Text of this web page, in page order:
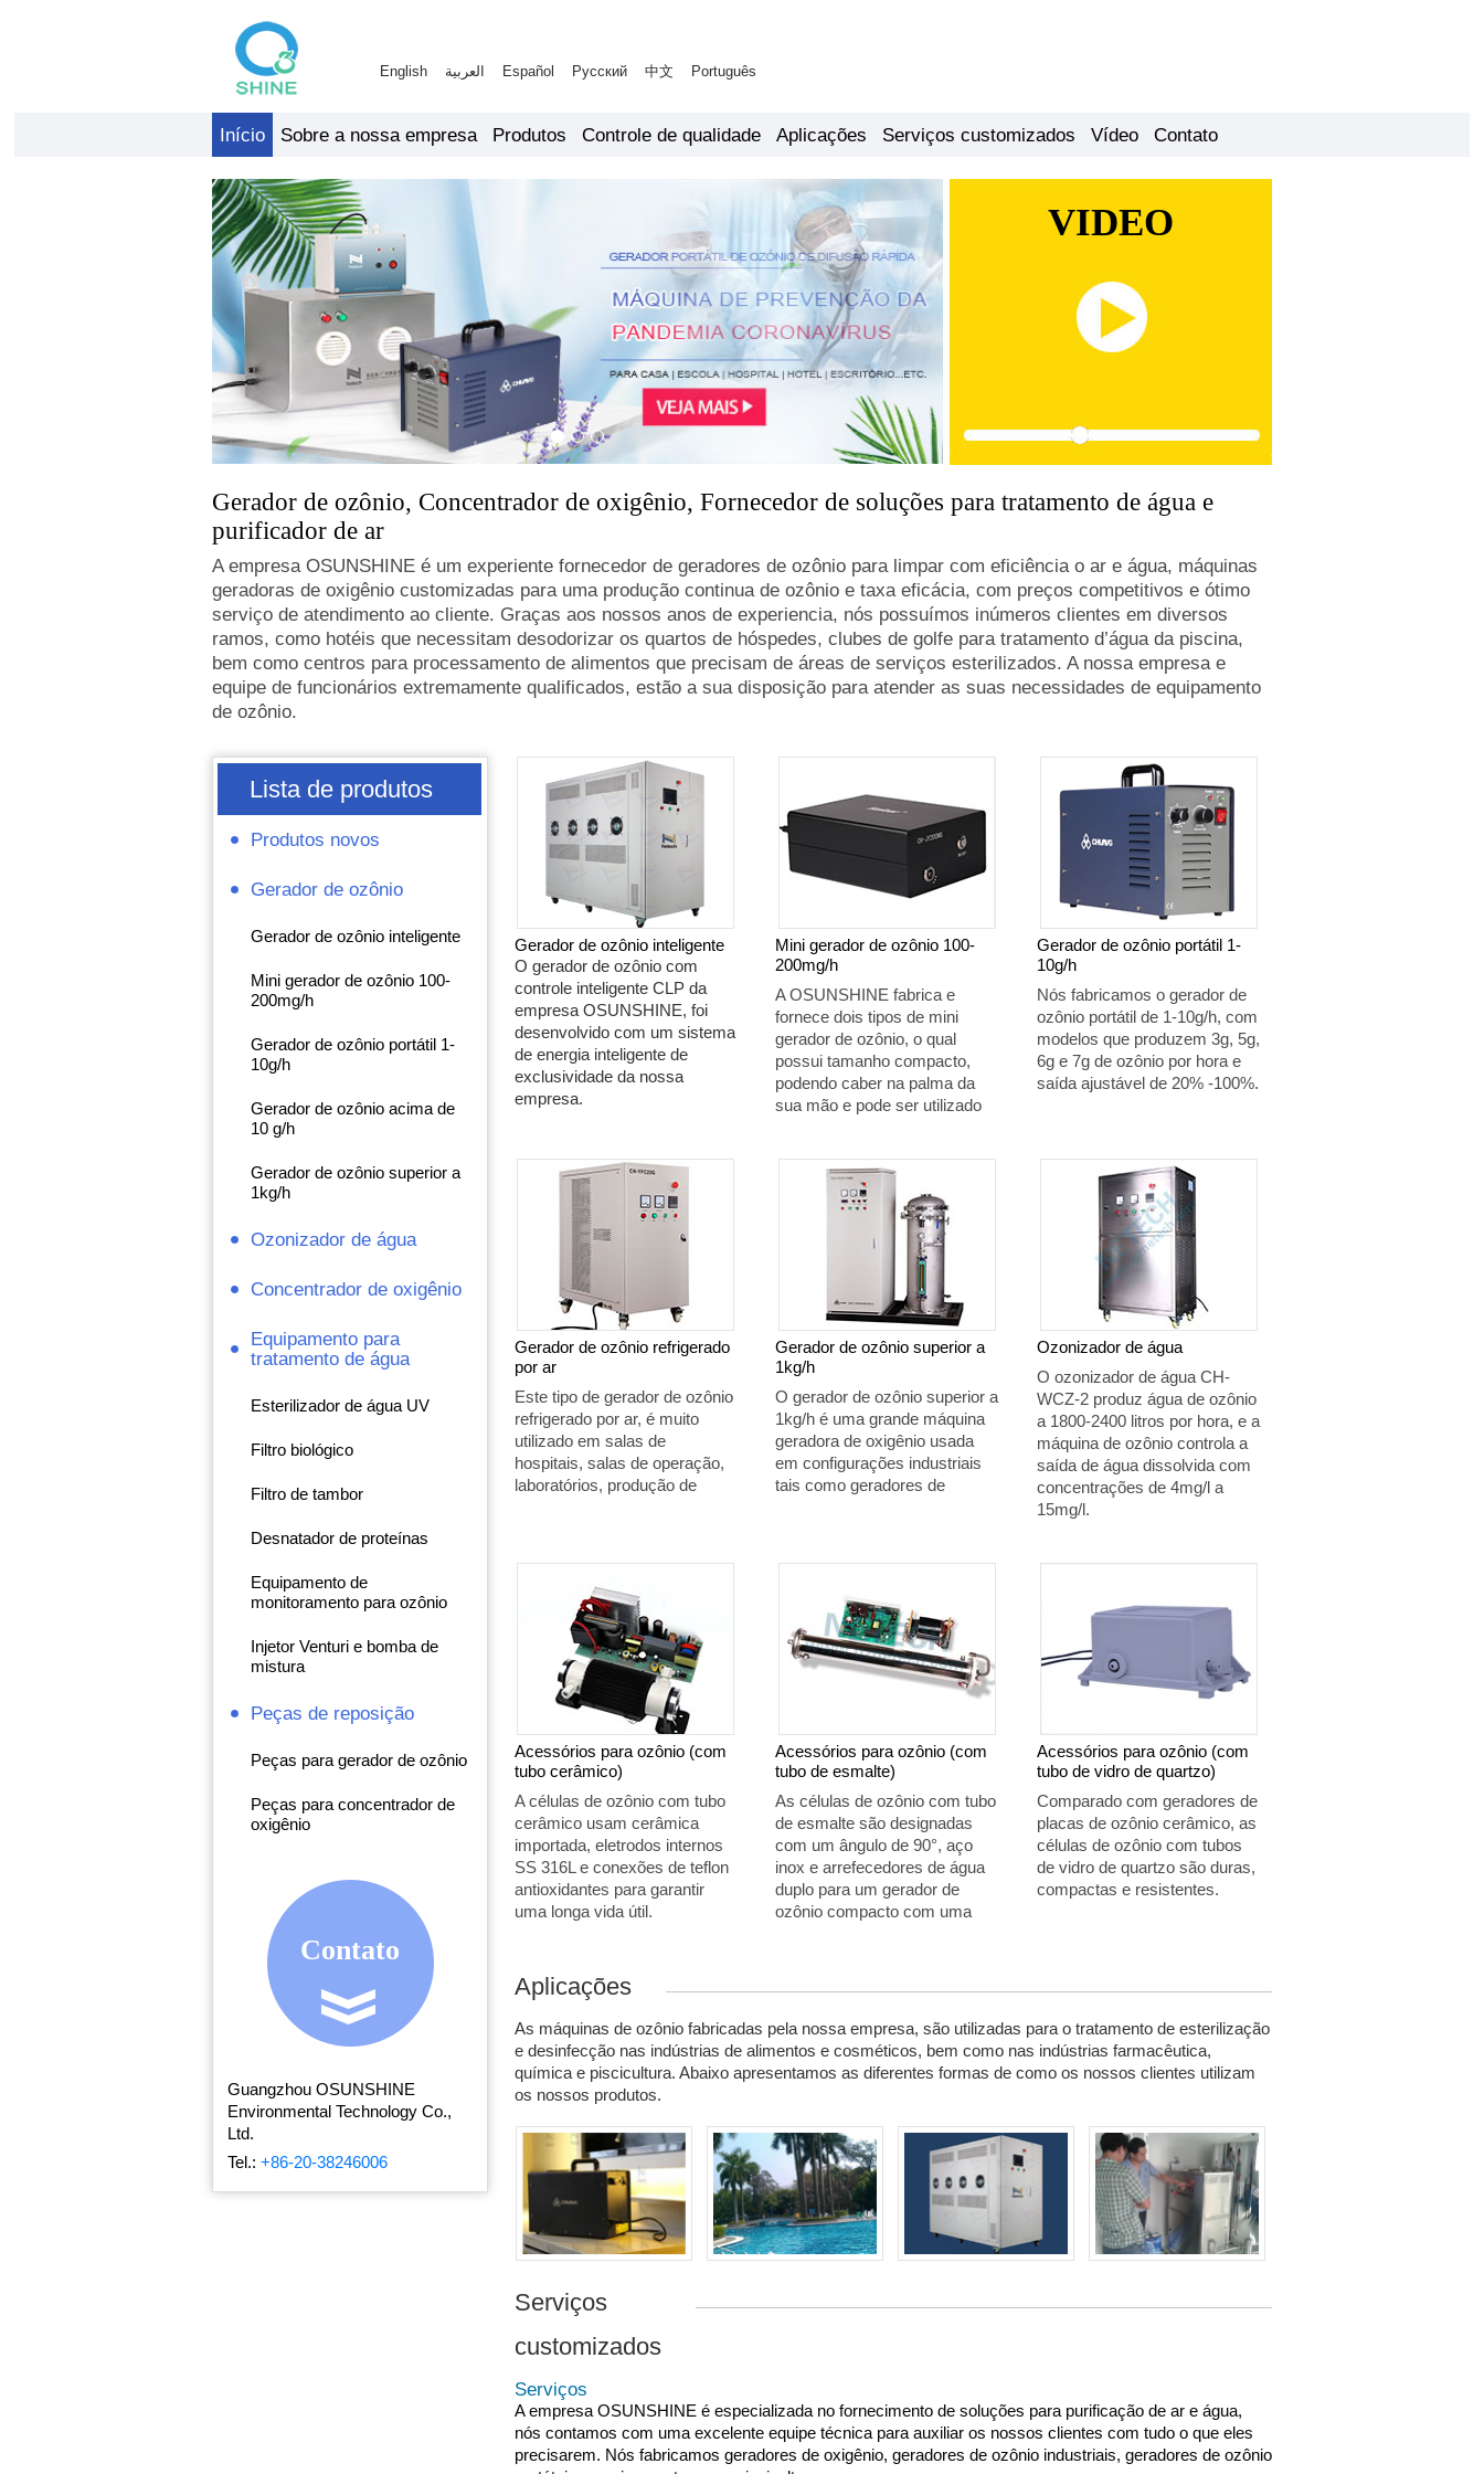
English العربية Español Русский 中文 Português
Início Sobre a nossa empresa Produtos Controle de qualidade Aplicações Serviços customizados Vídeo Contato
VIDEO
Gerador de ozônio, Concentrador de oxigênio, Fornecedor de soluções para tratamento de água e
purificador de ar
A empresa OSUNSHINE é um experiente fornecedor de geradores de ozônio para limpar com eficiência o ar e água, máquinas
geradoras de oxigênio customizadas para uma produção continua de ozônio e taxa eficácia, com preços competitivos e ótimo
serviço de atendimento ao cliente. Graças aos nossos anos de experiencia, nós possuímos inúmeros clientes em diversos
ramos, como hotéis que necessitam desodorizar os quartos de hóspedes, clubes de golfe para tratamento d’água da piscina,
bem como centros para processamento de alimentos que precisam de áreas de serviços esterilizados. A nossa empresa e
equipe de funcionários extremamente qualificados, estão a sua disposição para atender as suas necessidades de equipamento
de ozônio.
Gerador de ozônio inteligente
O gerador de ozônio com
controle inteligente CLP da
empresa OSUNSHINE, foi
desenvolvido com um sistema
de energia inteligente de
exclusividade da nossa
empresa.
Mini gerador de ozônio 100-
200mg/h
A OSUNSHINE fabrica e
fornece dois tipos de mini
gerador de ozônio, o qual
possui tamanho compacto,
podendo caber na palma da
sua mão e pode ser utilizado
carros, escritórios, etc.
Gerador de ozônio portátil 1-
10g/h
Nós fabricamos o gerador de
ozônio portátil de 1-10g/h, com
modelos que produzem 3g, 5g,
6g e 7g de ozônio por hora e
saída ajustável de 20% -100%.
Gerador de ozônio refrigerado
por ar
Este tipo de gerador de ozônio
refrigerado por ar, é muito
utilizado em salas de
hospitais, salas de operação,
laboratórios, produção de
Gerador de ozônio superior a
1kg/h
O gerador de ozônio superior a
1kg/h é uma grande máquina
geradora de oxigênio usada
em configurações industriais
tais como geradores de
Ozonizador de água
O ozonizador de água CH-
WCZ-2 produz água de ozônio
a 1800-2400 litros por hora, e a
máquina de ozônio controla a
saída de água dissolvida com
concentrações de 4mg/l a
15mg/l.
Acessórios para ozônio (com
tubo cerâmico)
A células de ozônio com tubo
cerâmico usam cerâmica
importada, eletrodos internos
SS 316L e conexões de teflon
antioxidantes para garantir
uma longa vida útil.
Acessórios para ozônio (com
tubo de esmalte)
As células de ozônio com tubo
de esmalte são designadas
com um ângulo de 90°, aço
inox e arrefecedores de água
duplo para um gerador de
ozônio compacto com uma
Acessórios para ozônio (com
tubo de vidro de quartzo)
Comparado com geradores de
placas de ozônio cerâmico, as
células de ozônio com tubos
de vidro de quartzo são duras,
compactas e resistentes.
Aplicações
As máquinas de ozônio fabricadas pela nossa empresa, são utilizadas para o tratamento de esterilização
e desinfecção nas indústrias de alimentos e cosméticos, bem como nas indústrias farmacêutica,
química e piscicultura. Abaixo apresentamos as diferentes formas de como os nossos clientes utilizam
os nossos produtos.
Serviços
customizados
Serviços
A empresa OSUNSHINE é especializada no fornecimento de soluções para purificação de ar e água,
nós contamos com uma excelente equipe técnica para auxiliar os nossos clientes com tudo o que eles
precisarem. Nós fabricamos geradores de oxigênio, geradores de ozônio industriais, geradores de ozônio
Lista de produtos
Produtos novos
Gerador de ozônio
Gerador de ozônio inteligente
Mini gerador de ozônio 100-
200mg/h
Gerador de ozônio portátil 1-
10g/h
Gerador de ozônio acima de
10 g/h
Gerador de ozônio superior a
1kg/h
Ozonizador de água
Concentrador de oxigênio
Equipamento para
tratamento de água
Esterilizador de água UV
Filtro biológico
Filtro de tambor
Desnatador de proteínas
Equipamento de
monitoramento para ozônio
Injetor Venturi e bomba de
mistura
Peças de reposição
Peças para gerador de ozônio
Peças para concentrador de
oxigênio
Contato
Guangzhou OSUNSHINE
Environmental Technology Co.,
Ltd.
Tel.: +86-20-38246006